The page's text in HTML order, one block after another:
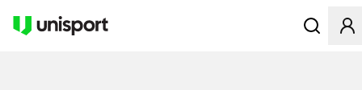
Åbner en